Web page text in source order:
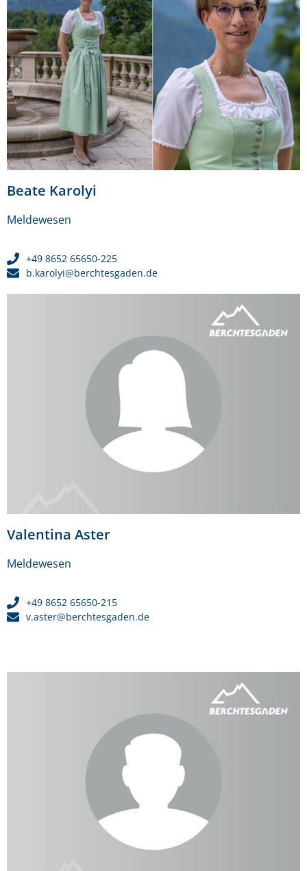
Beate Karolyi
Meldewesen
+49 8652 65650-225
b.karolyi@berchtesgaden.de
Valentina Aster
Meldewesen
+49 8652 65650-215
v.aster@berchtesgaden.de